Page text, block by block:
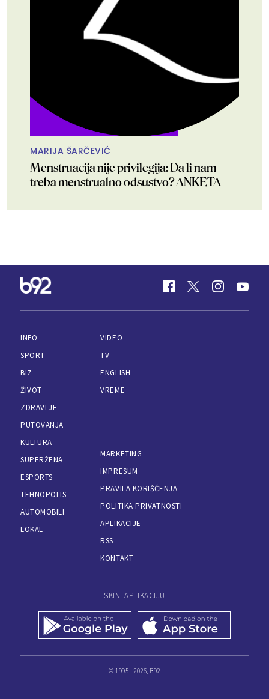
MARIJA ŠARČEVIĆ
Menstruacija nije privilegija: Da li nam
treba menstrualno odsustvo? ANKETA
INFO
SPORT
BIZ
ŽIVOT
ZDRAVLJE
PUTOVANJA
KULTURA
SUPERŽENA
ESPORTS
TEHNOPOLIS
AUTOMOBILI
LOKAL
VIDEO
TV
ENGLISH
VREME
MARKETING
IMPRESUM
PRAVILA KORIŠĆENJA
POLITIKA PRIVATNOSTI
APLIKACIJE
RSS
KONTAKT
SKINI APLIKACIJU
© 1995 - 2026, B92